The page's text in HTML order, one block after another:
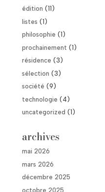
édition (11)
listes (1)
philosophie (1)
prochainement (1)
résidence (3)
sélection (3)
société (9)
technologie (4)
uncategorized (1)
archives
mai 2026
mars 2026
décembre 2025
octobre 2025